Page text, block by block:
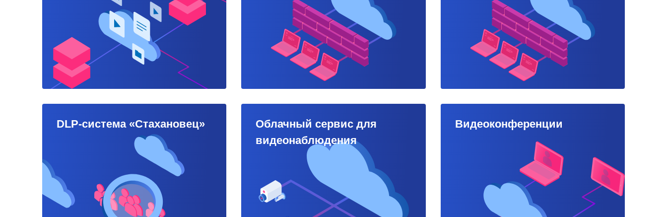
DLP-система «Стахановец»
Облачный сервис для
видеонаблюдения
Видеоконференции